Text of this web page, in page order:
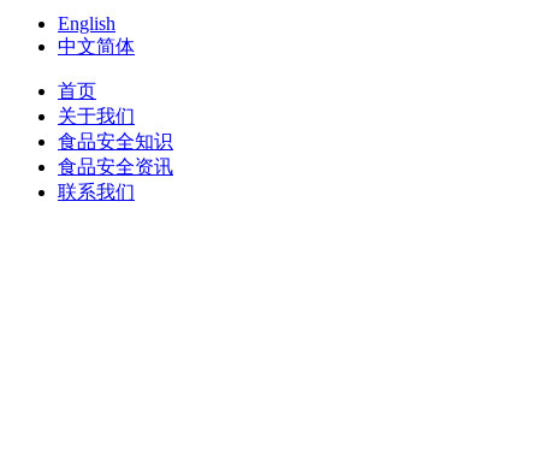
English
中文简体
首页
关于我们
食品安全知识
食品安全资讯
联系我们